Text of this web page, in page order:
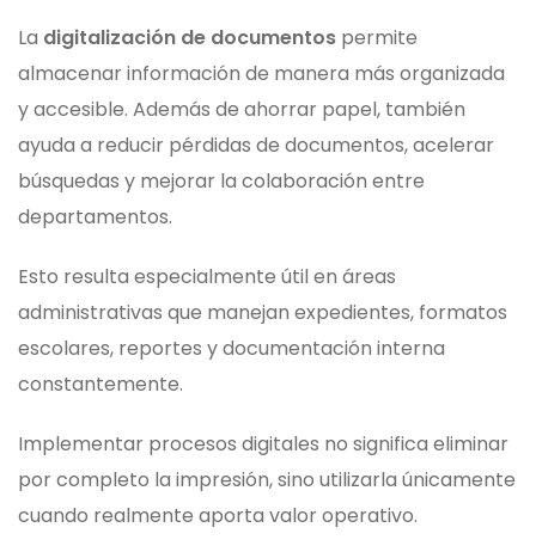
La digitalización de documentos permite
almacenar información de manera más organizada
y accesible. Además de ahorrar papel, también
ayuda a reducir pérdidas de documentos, acelerar
búsquedas y mejorar la colaboración entre
departamentos.
Esto resulta especialmente útil en áreas
administrativas que manejan expedientes, formatos
escolares, reportes y documentación interna
constantemente.
Implementar procesos digitales no significa eliminar
por completo la impresión, sino utilizarla únicamente
cuando realmente aporta valor operativo.